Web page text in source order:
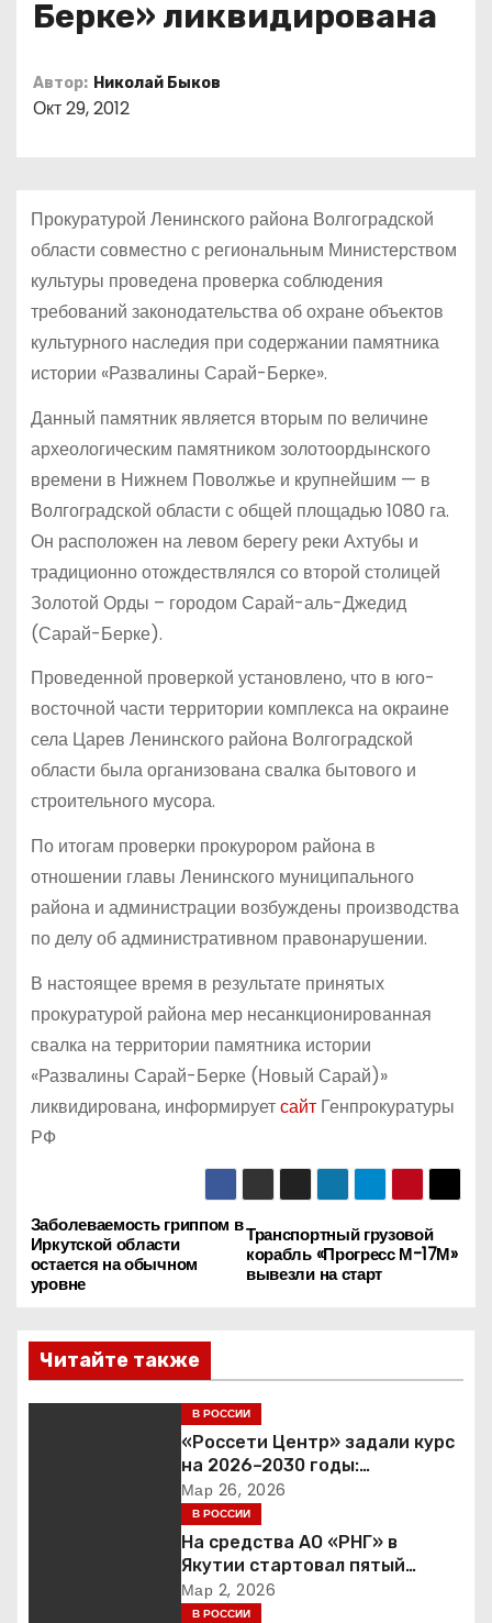
Берке» ликвидирована
Автор: Николай Быков
Окт 29, 2012
Прокуратурой Ленинского района Волгоградской
области совместно с региональным Министерством
культуры проведена проверка соблюдения
требований законодательства об охране объектов
культурного наследия при содержании памятника
истории «Развалины Сарай-Берке».
Данный памятник является вторым по величине
археологическим памятником золотоордынского
времени в Нижнем Поволжье и крупнейшим — в
Волгоградской области с общей площадью 1080 га.
Он расположен на левом берегу реки Ахтубы и
традиционно отождествлялся со второй столицей
Золотой Орды – городом Сарай-аль-Джедид
(Сарай-Берке).
Проведенной проверкой установлено, что в юго-
восточной части территории комплекса на окраине
села Царев Ленинского района Волгоградской
области была организована свалка бытового и
строительного мусора.
По итогам проверки прокурором района в
отношении главы Ленинского муниципального
района и администрации возбуждены производства
по делу об административном правонарушении.
В настоящее время в результате принятых
прокуратурой района мер несанкционированная
свалка на территории памятника истории
«Развалины Сарай-Берке (Новый Сарай)»
ликвидирована, информируетсайтГенпрокуратуры
РФ
Н
а
и
Транспортный грузовой
корабль «Прогресс М-17М»
вывезли на старт
Заболеваемость гриппом в
Иркутской области
остается на обычном
уровне
Читайте также
В РОССИИ
«Россети Центр» задали курс
на 2026–2030 годы:
инвестиции в надежность и
сбалансированная
финансовая политика
Мар 26, 2026
В РОССИИ
На средства АО «РНГ» в
Якутии стартовал пятый
юбилейный конкурс в сфере
образования
Мар 2, 2026
В РОССИИ